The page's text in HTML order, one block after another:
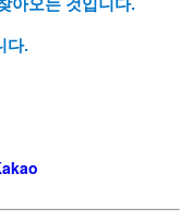
아오는 것입니다.
다.